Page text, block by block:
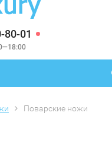
80-01
Поварские ножи